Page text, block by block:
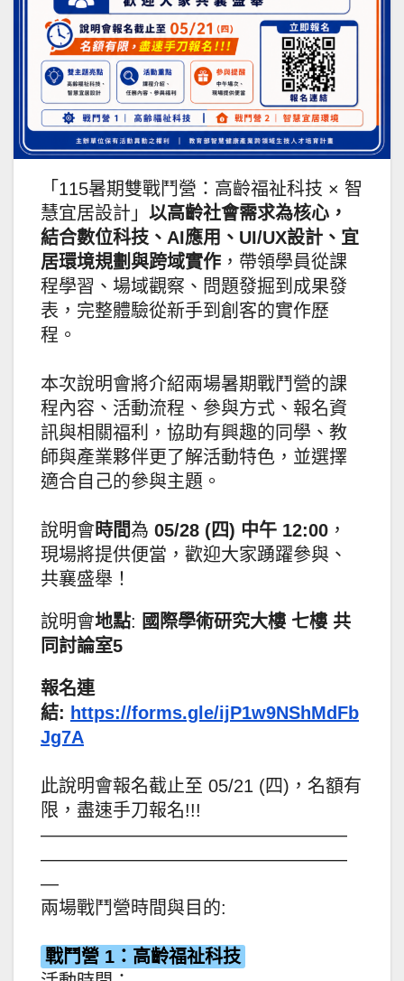
「115暑期雙戰鬥營：高齡福祉科技 × 智
慧宜居設計」 以高齡社會需求為核心，
結合數位科技、AI應用、UI/UX設計、宜
居環境規劃與跨域實作 ，帶領學員從課
程學習、場域觀察、問題發掘到成果發
表，完整體驗從新手到創客的實作歷
程。
本次說明會將介紹兩場暑期戰鬥營的課
程內容、活動流程、參與方式、報名資
訊與相關福利，協助有興趣的同學、教
師與產業夥伴更了解活動特色，並選擇
適合自己的參與主題。
說明會時間為 05/28 (四) 中午 12:00 ，
現場將提供便當，歡迎大家踴躍參與、
共襄盛舉！
說明會地點: 國際學術研究大樓 七樓 共
同討論室5
報名連
結: https://forms.gle/ijP1w9NShMdFb
Jg7A
此說明會報名截止至 05/21 (四)，名額有
限，盡速手刀報名!!!
—————————————————
—————————————————
—
兩場戰鬥營時間與目的:
戰鬥營 1：高齡福祉科技